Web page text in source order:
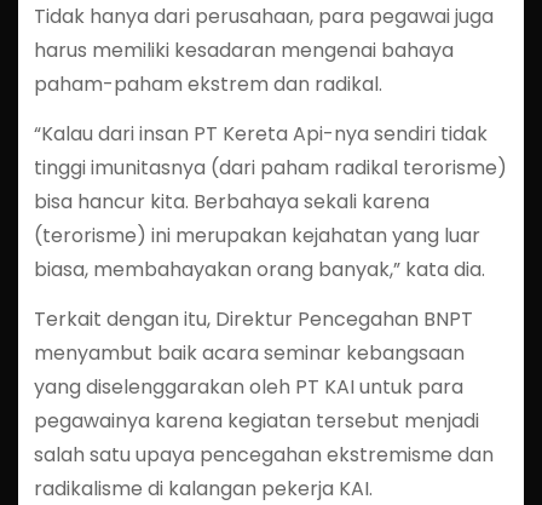
Tidak hanya dari perusahaan, para pegawai juga
harus memiliki kesadaran mengenai bahaya
paham-paham ekstrem dan radikal.
“Kalau dari insan PT Kereta Api-nya sendiri tidak
tinggi imunitasnya (dari paham radikal terorisme)
bisa hancur kita. Berbahaya sekali karena
(terorisme) ini merupakan kejahatan yang luar
biasa, membahayakan orang banyak,” kata dia.
Terkait dengan itu, Direktur Pencegahan BNPT
menyambut baik acara seminar kebangsaan
yang diselenggarakan oleh PT KAI untuk para
pegawainya karena kegiatan tersebut menjadi
salah satu upaya pencegahan ekstremisme dan
radikalisme di kalangan pekerja KAI.